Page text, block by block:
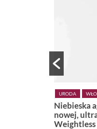
– bohaterka
linii. Cantu